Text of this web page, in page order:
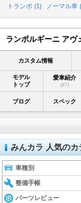
トランポ (1) ノーマル車 (
ランボルギーニ アヴ
カスタム情報
モデル
トップ
愛車紹介
(87)
ブログ スペック
みんカラ 人気のカ
車種別
整備手帳
パーツレビュー